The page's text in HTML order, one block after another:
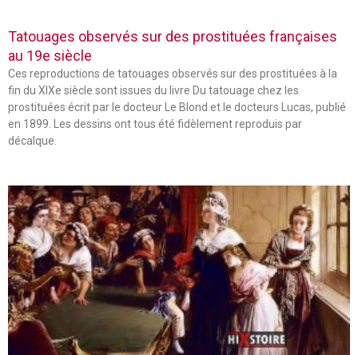
Tatouages observés sur des prostituées françaises
au 19e siècle
Ces reproductions de tatouages observés sur des prostituées à la
fin du XIXe siècle sont issues du livre Du tatouage chez les
prostituées écrit par le docteur Le Blond et le docteurs Lucas, publié
en 1899. Les dessins ont tous été fidèlement reproduis par
décalque.